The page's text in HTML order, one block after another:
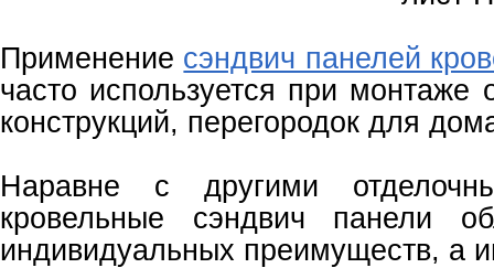
Применение сэндвич панелей
часто используется при монтаже
конструкций, перегородок для
Наравне с другими
кровельные сэндвич панели
индивидуальных преимуществ, а